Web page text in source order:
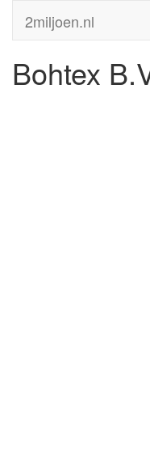
2miljoen.nl
Bohtex